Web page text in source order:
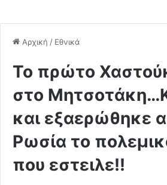
Αρχική / Εθνικά
Το πρώτο
στο
και εξαερώθηκε
Ρωσία το
που εστειλε!!